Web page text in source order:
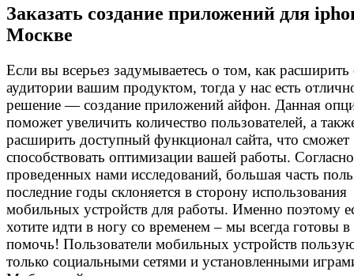
Заказать создание приложений для
Москве
Если вы всерьез задумываетесь о том, как расширить
аудитории вашим продуктом, тогда у нас есть
решение — создание приложений айфон. Данная
поможет увеличить количество пользователей, а
расширить доступный функционал сайта, что сможет
способствовать оптимизации вашей работы. Согласно
проведенных нами исследований, большая часть
последние годы склоняется в сторону использования
мобильных устройств для работы. Именно поэтому
хотите идти в ногу со временем – мы всегда готовы в
помочь! Пользователи мобильных устройств
только социальными сетями и установленными